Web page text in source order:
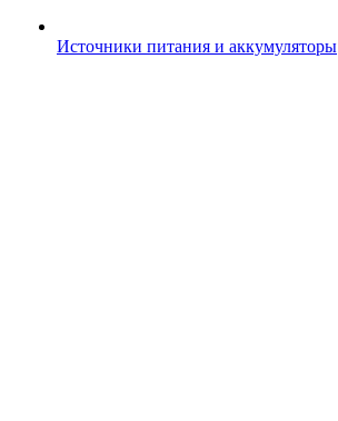
Источники питания и аккумуляторы